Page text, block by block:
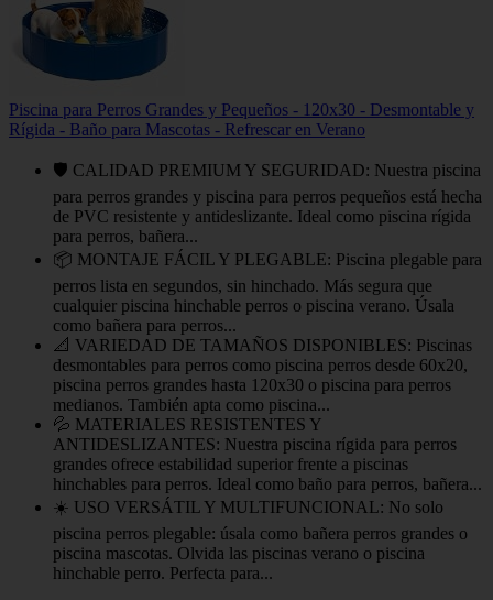
Piscina para Perros Grandes y Pequeños - 120x30 - Desmontable y
Rígida - Baño para Mascotas - Refrescar en Verano
🛡️ CALIDAD PREMIUM Y SEGURIDAD: Nuestra piscina
para perros grandes y piscina para perros pequeños está hecha
de PVC resistente y antideslizante. Ideal como piscina rígida
para perros, bañera...
📦 MONTAJE FÁCIL Y PLEGABLE: Piscina plegable para
perros lista en segundos, sin hinchado. Más segura que
cualquier piscina hinchable perros o piscina verano. Úsala
como bañera para perros...
📐 VARIEDAD DE TAMAÑOS DISPONIBLES: Piscinas
desmontables para perros como piscina perros desde 60x20,
piscina perros grandes hasta 120x30 o piscina para perros
medianos. También apta como piscina...
💦 MATERIALES RESISTENTES Y
ANTIDESLIZANTES: Nuestra piscina rígida para perros
grandes ofrece estabilidad superior frente a piscinas
hinchables para perros. Ideal como baño para perros, bañera...
☀️ USO VERSÁTIL Y MULTIFUNCIONAL: No solo
piscina perros plegable: úsala como bañera perros grandes o
piscina mascotas. Olvida las piscinas verano o piscina
hinchable perro. Perfecta para...